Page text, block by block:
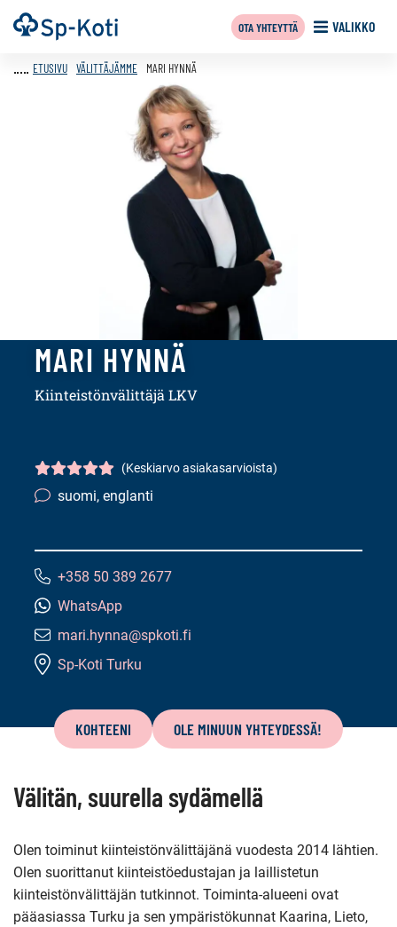
Siirry
sisältöön
Etusivu VALIKKO
OTA YHTEYTTÄ
ETUSIVU VÄLITTÄJÄMME MARI HYNNÄ
MARI HYNNÄ
Kiinteistönvälittäjä LKV
Asiakasarvio
5/5
(Keskiarvo asiakasarvioista)
Kielitaito:
suomi, englanti
Puhelinnumero:
+358 50 389 2677
WhatsApp
Sähköpostiosoite:
mari.hynna@spkoti.fi
Sp-Koti Turku
sivun
KOHTEENI OLE MINUUN YHTEYDESSÄ!
Välitän, suurella sydämellä
Olen toiminut kiinteistönvälittäjänä vuodesta 2014 lähtien.
Olen suorittanut kiinteistöedustajan ja laillistetun
kiinteistönvälittäjän tutkinnot. Toiminta-alueeni ovat
pääasiassa Turku ja sen ympäristökunnat Kaarina, Lieto,